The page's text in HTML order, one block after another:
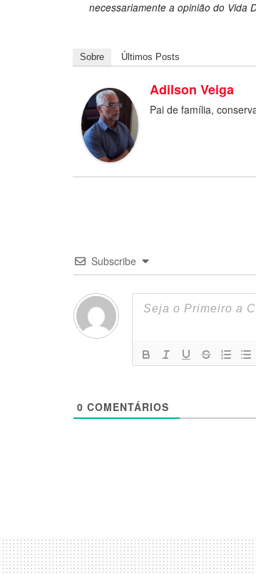
necessariamente a opinião do Vida
Sobre Últimos Posts
Adilson Veiga
Pai de família,
Subscribe
0 COMENTÁRIOS